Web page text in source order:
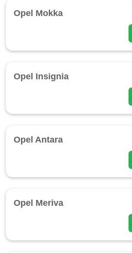
Opel Mokka
Opel Insignia
Opel Antara
Opel Meriva